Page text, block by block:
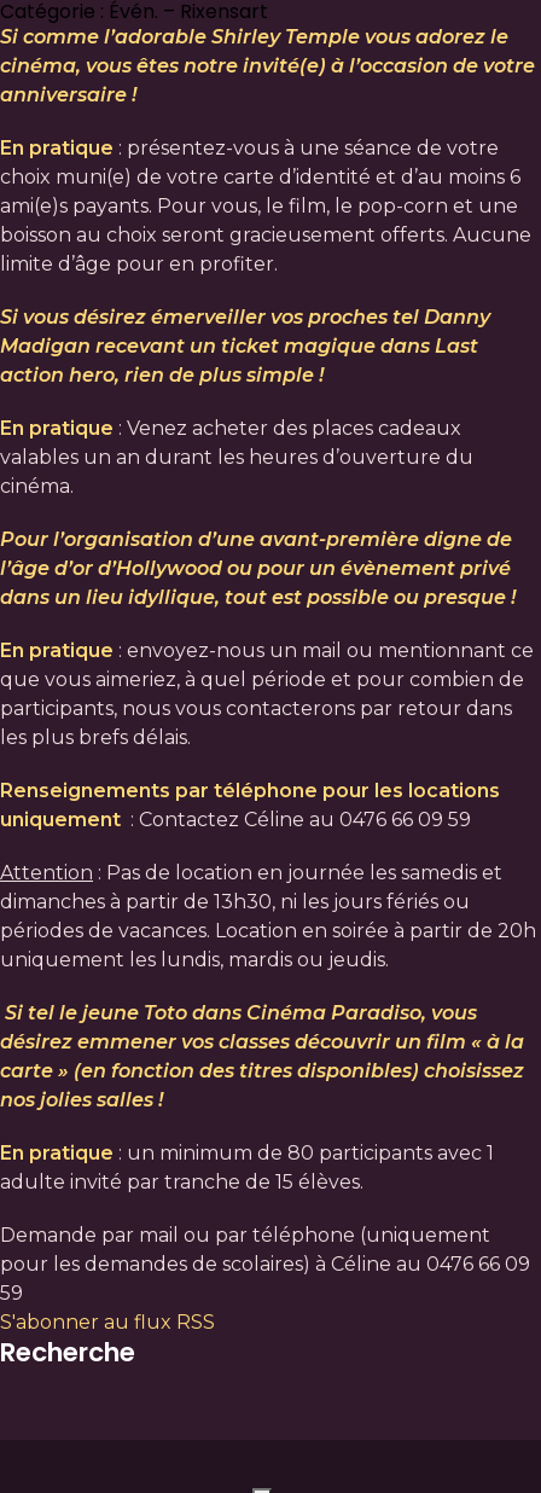
Catégorie : Évén. – Rixensart
Si comme l’adorable Shirley Temple vous adorez le
cinéma, vous êtes notre invité(e) à l’occasion de votre
anniversaire !
En pratique : présentez-vous à une séance de votre
choix muni(e) de votre carte d’identité et d’au moins 6
ami(e)s payants. Pour vous, le film, le pop-corn et une
boisson au choix seront gracieusement offerts. Aucune
limite d’âge pour en profiter.
Si vous désirez émerveiller vos proches tel Danny
Madigan recevant un ticket magique dans Last
action hero, rien de plus simple !
En pratique : Venez acheter des places cadeaux
valables un an durant les heures d’ouverture du
cinéma.
Pour l’organisation d’une avant-première digne de
l’âge d’or d’Hollywood ou pour un évènement privé
dans un lieu idyllique, tout est possible ou presque !
En pratique : envoyez-nous un mail ou mentionnant ce
que vous aimeriez, à quel période et pour combien de
participants, nous vous contacterons par retour dans
les plus brefs délais.
Renseignements par téléphone pour les locations
uniquement : Contactez Céline au 0476 66 09 59
Attention : Pas de location en journée les samedis et
dimanches à partir de 13h30, ni les jours fériés ou
périodes de vacances. Location en soirée à partir de 20h
uniquement les lundis, mardis ou jeudis.
Si tel le jeune Toto dans Cinéma Paradiso, vous
désirez emmener vos classes découvrir un film « à la
carte » (en fonction des titres disponibles) choisissez
nos jolies salles !
En pratique : un minimum de 80 participants avec 1
adulte invité par tranche de 15 élèves.
Demande par mail ou par téléphone (uniquement
pour les demandes de scolaires) à Céline au 0476 66 09
59
S'abonner au flux RSS
Recherche